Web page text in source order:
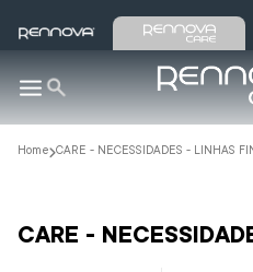
CARE - NECESSIDADES - LINHAS
CARE -